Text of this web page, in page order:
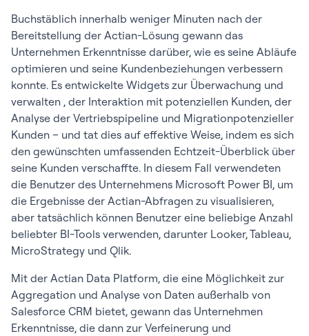
Buchstäblich innerhalb weniger Minuten nach der
Bereitstellung der Actian-Lösung gewann das
Unternehmen Erkenntnisse darüber, wie es seine Abläufe
optimieren und seine Kundenbeziehungen verbessern
konnte. Es entwickelte Widgets zur Überwachung und
verwalten , der Interaktion mit potenziellen Kunden, der
Analyse der Vertriebspipeline und Migrationpotenzieller
Kunden – und tat dies auf effektive Weise, indem es sich
den gewünschten umfassenden Echtzeit-Überblick über
seine Kunden verschaffte. In diesem Fall verwendeten
die Benutzer des Unternehmens Microsoft Power BI, um
die Ergebnisse der Actian-Abfragen zu visualisieren,
aber tatsächlich können Benutzer eine beliebige Anzahl
beliebter BI-Tools verwenden, darunter Looker, Tableau,
MicroStrategy und Qlik.
Mit der Actian Data Platform, die eine Möglichkeit zur
Aggregation und Analyse von Daten außerhalb von
Salesforce CRM bietet, gewann das Unternehmen
Erkenntnisse, die dann zur Verfeinerung und